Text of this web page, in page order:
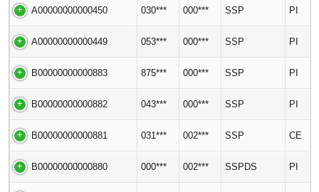
A00000000000450 030*** 000*** SSP PI
A00000000000449 053*** 000*** SSP PI
B00000000000883 875*** 000*** SSP PI
B00000000000882 043*** 000*** SSP PI
B00000000000881 031*** 002*** SSP CE
B00000000000880 000*** 002*** SSPDS PI